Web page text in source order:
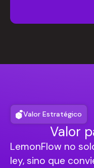
Valor Estratégico
Valor
LemonFlow no
ley, sino que